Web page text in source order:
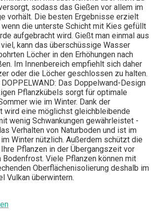
sodass das Gießen vor allem im
vorhält. Die besten Ergebnisse erzielt
die unterste Schicht mit Kies gefüllt
aufgebracht wird. Gießt man einmal aus
kann das überschüssige Wasser
Löcher in den Erhöhungen nach
Im Innenbereich empfiehlt sich daher
oder die Löcher geschlossen zu halten.
DOPPELWAND: Das Doppelwand-Design
Pflanzkübels sorgt für optimale
wie im Winter. Dank der
wird eine möglichst gleichbleibende
wenig Schwankungen gewährleistet -
Verhalten von Naturboden und ist im
Winter nützlich. Außerdem schützt die
Pflanzen in der Übergangszeit vor
Bodenfrost. Viele Pflanzen können mit
Oberflächenisolierung deshalb im
Vulkan überwintern.